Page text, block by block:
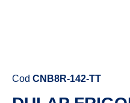
Cod CNB8R-142-TT